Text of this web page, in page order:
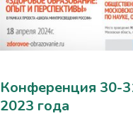
Конференция 30-
2023 года